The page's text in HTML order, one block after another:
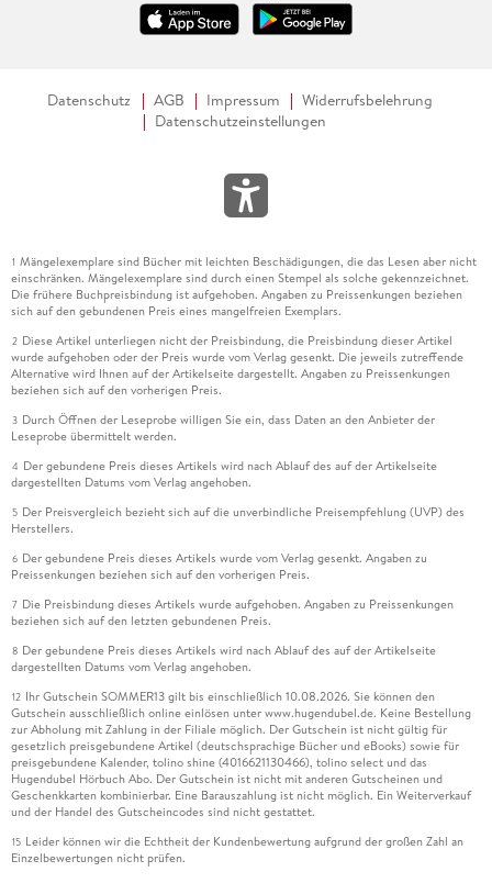
Datenschutz AGB Impressum
Widerrufsbelehrung
Datenschutzeinstellungen
1 Mängelexemplare sind Bücher mit leichten Beschädigungen, die das Lesen aber nicht
einschränken. Mängelexemplare sind durch einen Stempel als solche gekennzeichnet.
Die frühere Buchpreisbindung ist aufgehoben. Angaben zu Preissenkungen beziehen
sich auf den gebundenen Preis eines mangelfreien Exemplars.
2 Diese Artikel unterliegen nicht der Preisbindung, die Preisbindung dieser Artikel
wurde aufgehoben oder der Preis wurde vom Verlag gesenkt. Die jeweils zutreffende
Alternative wird Ihnen auf der Artikelseite dargestellt. Angaben zu Preissenkungen
beziehen sich auf den vorherigen Preis.
3 Durch Öffnen der Leseprobe willigen Sie ein, dass Daten an den Anbieter der
Leseprobe übermittelt werden.
4 Der gebundene Preis dieses Artikels wird nach Ablauf des auf der Artikelseite
dargestellten Datums vom Verlag angehoben.
5 Der Preisvergleich bezieht sich auf die unverbindliche Preisempfehlung (UVP) des
Herstellers.
6 Der gebundene Preis dieses Artikels wurde vom Verlag gesenkt. Angaben zu
Preissenkungen beziehen sich auf den vorherigen Preis.
7 Die Preisbindung dieses Artikels wurde aufgehoben. Angaben zu Preissenkungen
beziehen sich auf den letzten gebundenen Preis.
8 Der gebundene Preis dieses Artikels wird nach Ablauf des auf der Artikelseite
dargestellten Datums vom Verlag angehoben.
12 Ihr Gutschein SOMMER13 gilt bis einschließlich 10.08.2026. Sie können den
Gutschein ausschließlich online einlösen unter www.hugendubel.de. Keine Bestellung
zur Abholung mit Zahlung in der Filiale möglich. Der Gutschein ist nicht gültig für
gesetzlich preisgebundene Artikel (deutschsprachige Bücher und eBooks) sowie für
preisgebundene Kalender, tolino shine (4016621130466), tolino select und das
Hugendubel Hörbuch Abo. Der Gutschein ist nicht mit anderen Gutscheinen und
Geschenkkarten kombinierbar. Eine Barauszahlung ist nicht möglich. Ein Weiterverkauf
und der Handel des Gutscheincodes sind nicht gestattet.
15 Leider können wir die Echtheit der Kundenbewertung aufgrund der großen Zahl an
Einzelbewertungen nicht prüfen.